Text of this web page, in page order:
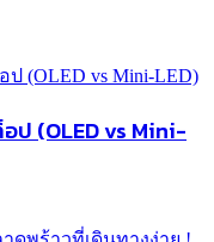
ป (OLED vs Mini-